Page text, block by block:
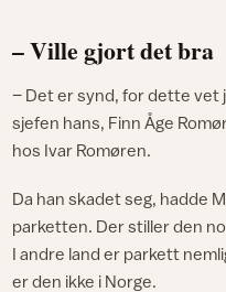
– Ville gjort det bra
– Det er synd, for dette vet
sjefen hans, Finn Åge
hos Ivar Romøren.
Da han skadet seg, hadde
parketten. Der stiller den
I andre land er parkett
er den ikke i Norge.